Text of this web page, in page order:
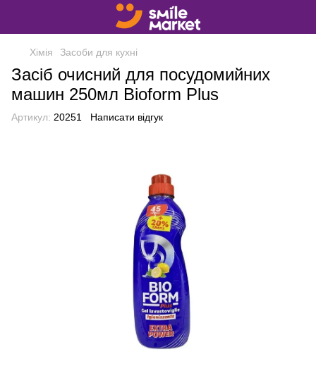
Хімія Засоби для кухні
Засіб очисний для посудомийних
машин 250мл Bioform Plus
Артикул: 20251 Написати відгук